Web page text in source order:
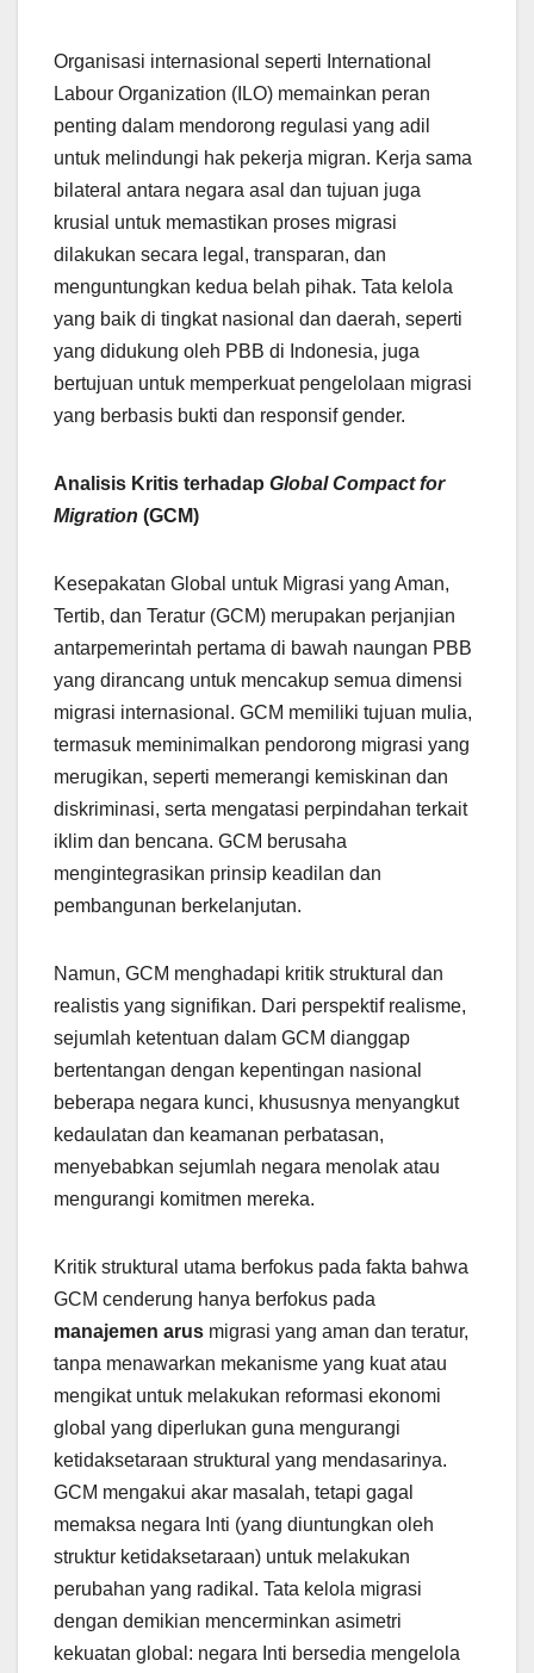
Organisasi internasional seperti International
Labour Organization (ILO) memainkan peran
penting dalam mendorong regulasi yang adil
untuk melindungi hak pekerja migran. Kerja sama
bilateral antara negara asal dan tujuan juga
krusial untuk memastikan proses migrasi
dilakukan secara legal, transparan, dan
menguntungkan kedua belah pihak. Tata kelola
yang baik di tingkat nasional dan daerah, seperti
yang didukung oleh PBB di Indonesia, juga
bertujuan untuk memperkuat pengelolaan migrasi
yang berbasis bukti dan responsif gender.
Analisis Kritis terhadap Global Compact for
Migration (GCM)
Kesepakatan Global untuk Migrasi yang Aman,
Tertib, dan Teratur (GCM) merupakan perjanjian
antarpemerintah pertama di bawah naungan PBB
yang dirancang untuk mencakup semua dimensi
migrasi internasional. GCM memiliki tujuan mulia,
termasuk meminimalkan pendorong migrasi yang
merugikan, seperti memerangi kemiskinan dan
diskriminasi, serta mengatasi perpindahan terkait
iklim dan bencana. GCM berusaha
mengintegrasikan prinsip keadilan dan
pembangunan berkelanjutan.
Namun, GCM menghadapi kritik struktural dan
realistis yang signifikan. Dari perspektif realisme,
sejumlah ketentuan dalam GCM dianggap
bertentangan dengan kepentingan nasional
beberapa negara kunci, khususnya menyangkut
kedaulatan dan keamanan perbatasan,
menyebabkan sejumlah negara menolak atau
mengurangi komitmen mereka.
Kritik struktural utama berfokus pada fakta bahwa
GCM cenderung hanya berfokus pada
manajemen arus migrasi yang aman dan teratur,
tanpa menawarkan mekanisme yang kuat atau
mengikat untuk melakukan reformasi ekonomi
global yang diperlukan guna mengurangi
ketidaksetaraan struktural yang mendasarinya.
GCM mengakui akar masalah, tetapi gagal
memaksa negara Inti (yang diuntungkan oleh
struktur ketidaksetaraan) untuk melakukan
perubahan yang radikal. Tata kelola migrasi
dengan demikian mencerminkan asimetri
kekuatan global: negara Inti bersedia mengelola